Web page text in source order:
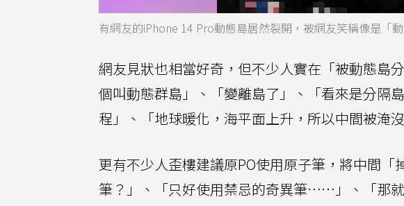
有網友的iPhone 14 Pro動態島居然裂開，被網友笑稱像是「
網友見狀也相當好奇，但不少人實在「被動態島
個叫動態群島」、「變離島了」、「看來是分隔
程」、「地球暖化，海平面上升，所以中間被淹
更有不少人歪樓建議原PO使用原子筆，將中間
筆？」、「只好使用禁忌的奇異筆⋯⋯」、「那就